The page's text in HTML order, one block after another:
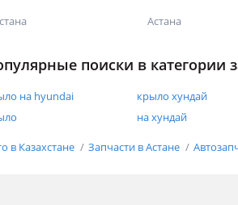
Астана
поиски в категории
на hyundai крыло хундай
на хундай
в Казахстане Запчасти в Астане